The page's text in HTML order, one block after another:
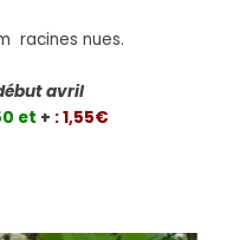
racines nues.
début avril
et + : 1,55€